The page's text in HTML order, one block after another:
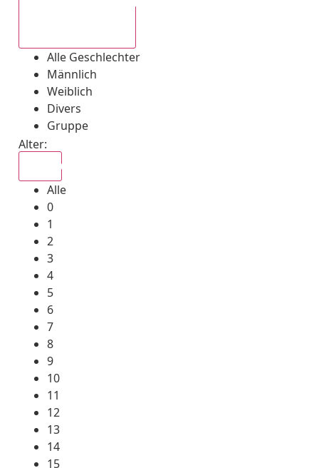
Alle Geschlechter
Männlich
Weiblich
Divers
Gruppe
Alter:
Alle
0
1
2
3
4
5
6
7
8
9
10
11
12
13
14
15